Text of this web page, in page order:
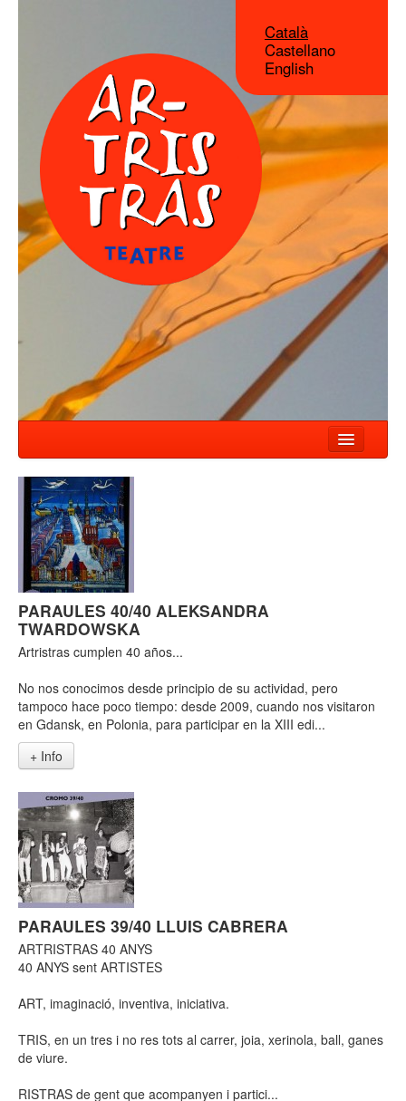
Català
Castellano
English
NOTÍCIES
ESPECTACLES
COMPANYIA
TALLER
CONTACTE
PARAULES 40/40 ALEKSANDRA
TWARDOWSKA
Artristras cumplen 40 años...
No nos conocimos desde principio de su actividad, pero
tampoco hace poco tiempo: desde 2009, cuando nos visitaron
en Gdansk, en Polonia, para participar en la XIII edi...
+ Info
PARAULES 39/40 LLUIS CABRERA
ARTRISTRAS 40 ANYS
40 ANYS sent ARTISTES
ART, imaginació, inventiva, iniciativa.
TRIS, en un tres i no res tots al carrer, joia, xerinola, ball, ganes
de viure.
RISTRAS de gent que acompanyen i partici...